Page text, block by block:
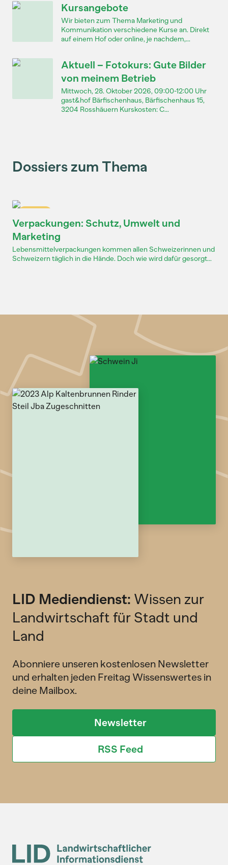
Kursangebote
Wir bieten zum Thema Marketing und
Kommunikation verschiedene Kurse an. Direkt
auf einem Hof oder online, je nachdem,...
Aktuell – Fotokurs: Gute Bilder
von meinem Betrieb
Mittwoch, 28. Oktober 2026, 09:00-12:00 Uhr
gast&hof Bärfischenhaus, Bärfischenhaus 15,
3204 Rosshäuern Kurskosten: C...
Dossiers zum Thema
Verpackungen: Schutz, Umwelt und
Marketing
Lebensmittelverpackungen kommen allen Schweizerinnen und
Schweizern täglich in die Hände. Doch wie wird dafür gesorgt...
LID Mediendienst: Wissen zur
Landwirtschaft für Stadt und
Land
Abonniere unseren kostenlosen Newsletter
und erhalten jeden Freitag Wissenswertes in
deine Mailbox.
Newsletter
RSS Feed